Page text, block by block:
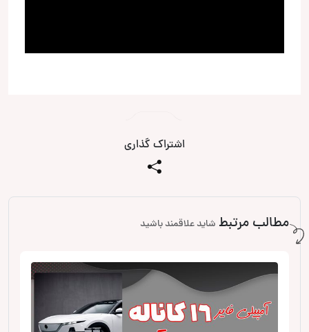
اشتراک گذاری
مطالب مرتبط شاید علاقمند باشید